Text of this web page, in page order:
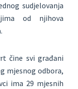
sudjelovanja
od njihova
čine svi građani
mjesnog odbora,
ima 29 mjesnih